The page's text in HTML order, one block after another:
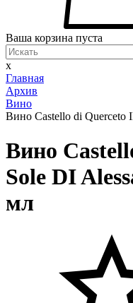
Ваша корзина пуста
x
Главная
Архив
Вино
Вино Castello di Querceto
Вино
Sole DI
мл